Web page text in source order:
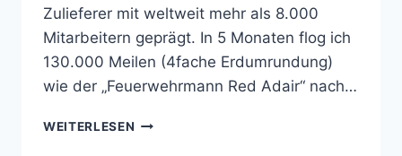
Zulieferer mit weltweit mehr als 8.000
Mitarbeitern geprägt. In 5 Monaten flog ich
130.000 Meilen (4fache Erdumrundung)
wie der „Feuerwehrmann Red Adair“ nach…
WEITERLESEN 2018